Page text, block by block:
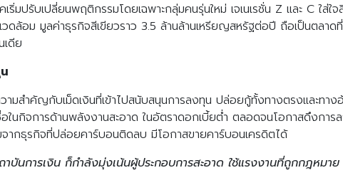
Search
มปรับเปลี่ยนพฤติกรรมโดยเฉพาะกลุ่มคนรุ่นใหม่ เจเนเรชั่น Z และ C ใส่
ดล้อม มูลค่าธุรกิจสีเขียวราว 3.5 ล้านล้านเหรียญสหรัฐต่อปี ถือเป็นตล
ดีย
ามสำคัญกับเม็ดเงินที่เข้าไปสนับสนุนการลงทุน ปล่อยกู้ทั้งทางตรงและท
ในกิจการด้านพลังงานสะอาด ในอัตราดอกเบี้ยต่ำ ตลอดจนโอกาสดึงการ
จากธุรกิจที่ปล่อยคาร์บอนติดลบ มีโอกาสขายคาร์บอนเครดิตได้
บันการเงิน ก็กำลังมุ่งเน้นผู้ประกอบการสะอาด ใช้แรงงานที่ถูกกฎหม